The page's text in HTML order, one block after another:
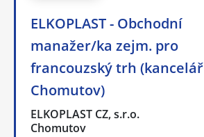
ELKOPLAST - Obchodní
manažer/ka zejm. pro
francouzský trh (kancelář
Chomutov)
ELKOPLAST CZ, s.r.o.
Chomutov